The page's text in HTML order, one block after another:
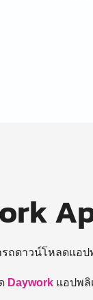
ถดาวน์โหลดแอ
Daywork แอปพลิ